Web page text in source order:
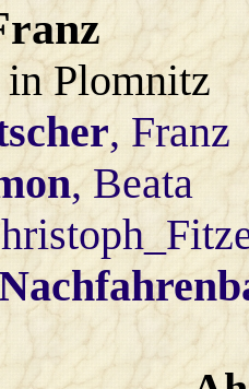
Plomnitz
, Franz
, Beata